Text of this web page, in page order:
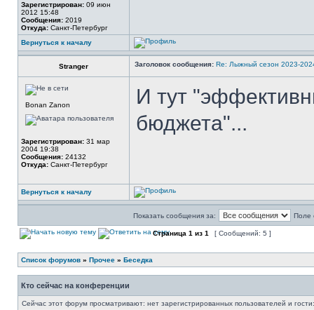
Зарегистрирован: 09 июн
2012 15:48
Сообщения: 2019
Откуда: Санкт-Петербург
Вернуться к началу
Stranger Заголовок сообщения: Re: Лыжный сезон 2023-
Bonan Zanon
Зарегистрирован: 31 мар
2004 19:38
Сообщения: 24132
Откуда: Санкт-Петербург
И тут
бюджета"...
Вернуться к началу
Показать сообщения за: Поле
Страница 1 из 1 [ Сообщений: 5 ]
Список форумов » Прочее » Беседка
Кто сейчас на конференции
Сейчас этот форум просматривают: нет зарегистрированных пользователей и